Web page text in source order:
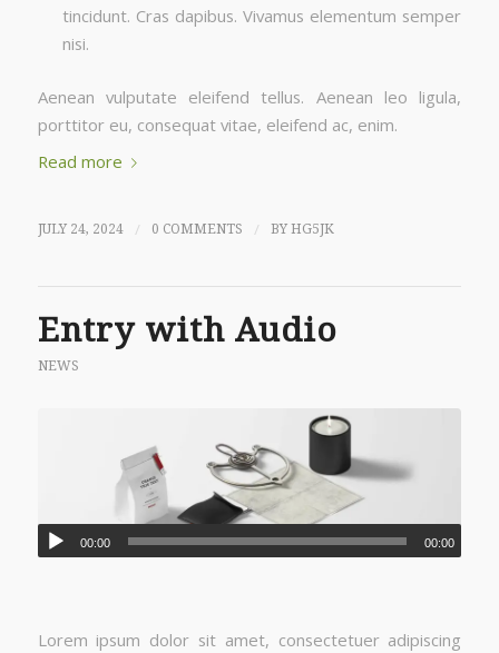
tincidunt. Cras dapibus. Vivamus elementum semper
nisi.
Aenean vulputate eleifend tellus. Aenean leo ligula,
porttitor eu, consequat vitae, eleifend ac, enim.
Read more
JULY 24, 2024 / 0 COMMENTS / BY HG5JK
Entry with Audio
NEWS
00:00 00:00
Lorem ipsum dolor sit amet, consectetuer adipiscing